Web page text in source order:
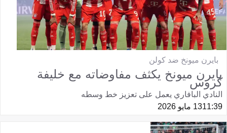
بايرن ميونخ ضد كولن
بايرن ميونخ يكثف مفاوضاته مع خليفة
كروس
النادي البافاري يعمل على تعزيز خط وسطه
11:3913 مايو 2026